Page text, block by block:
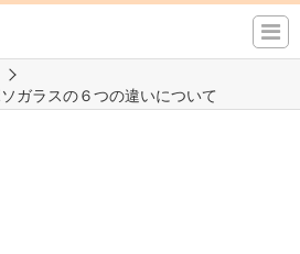
ガラスの６つの違いについて